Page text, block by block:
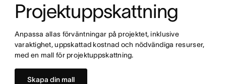
Projektuppskattning
Anpassa allas förväntningar på projektet, inklusive
varaktighet, uppskattad kostnad och nödvändiga resurser,
med en mall för projektuppskattning.
Skapa din mall